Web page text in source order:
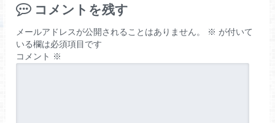
コメントを残す
メールアドレスが公開されることはありません。 ※ が付いて
いる欄は必須項目です
コメント ※